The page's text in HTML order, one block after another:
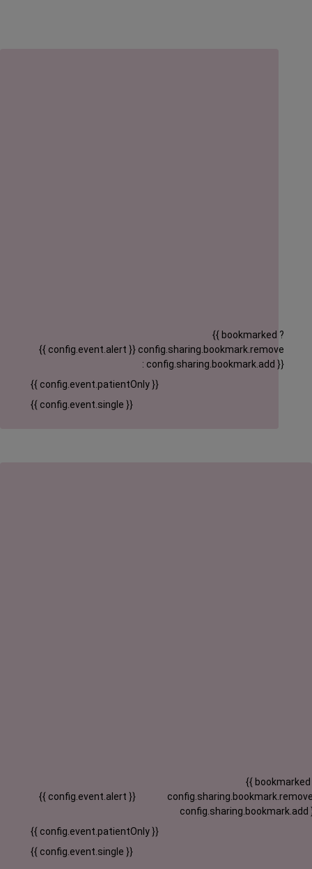
{{ config.event.alert }}
{{ bookmarked ?
config.sharing.bookmark.remove
: config.sharing.bookmark.add }}
{{ config.event.patientOnly }}
{{ config.event.single }}
{{ config.event.alert }}
{{ bookmarked
config.sharing.bookmark.add
{{ config.event.patientOnly }}
{{ config.event.single }}